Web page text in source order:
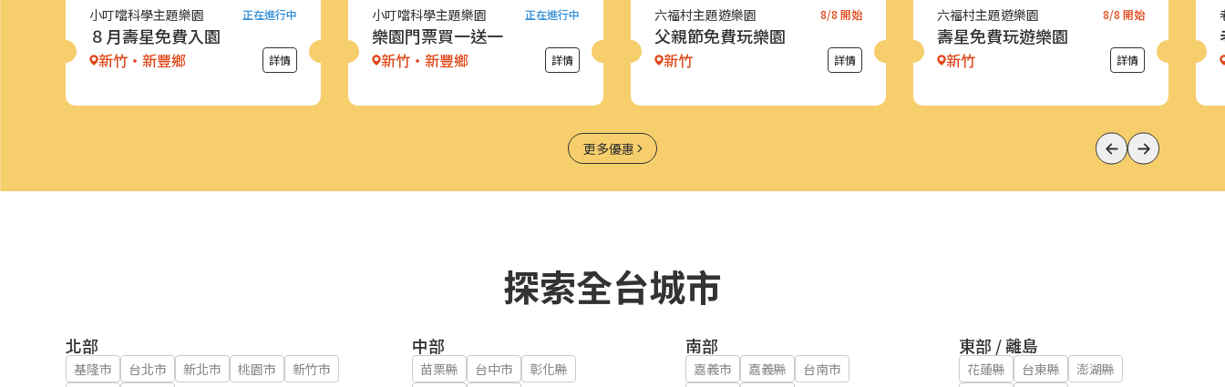
小叮噹科學主題樂園 正在進行中
８月壽星免費入園
新竹・新豐鄉 詳情
小叮噹科學主題樂園 正在進行中
樂園門票買一送一
新竹・新豐鄉 詳情
六福村主題遊樂園 8/8 開始
父親節免費玩樂園
新竹 詳情
六福村主題遊樂園 8/8 開始
壽星免費玩遊樂園
新竹 詳情
更多優惠
探索全台城市
北部
基隆市 台北市 新北市 桃園市 新竹市
中部
苗栗縣 台中市 彰化縣
南部
嘉義市 嘉義縣 台南市
東部 / 離島
花蓮縣 台東縣 澎湖縣